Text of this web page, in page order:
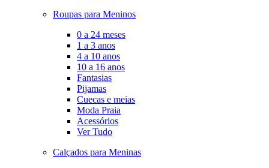
Roupas para Meninos
0 a 24 meses
1 a 3 anos
4 a 10 anos
10 a 16 anos
Fantasias
Pijamas
Cuecas e meias
Moda Praia
Acessórios
Ver Tudo
Calçados para Meninas